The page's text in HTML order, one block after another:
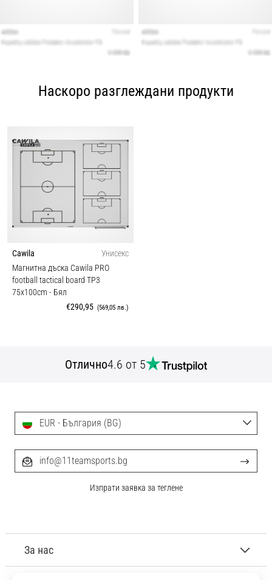
Наскоро разглеждани продукти
Cawila
Унисекс
Магнитна дъска Cawila PRO
football tactical board TP3
75x100cm - Бял
€290,95 (569,05 лв.)
Отлично4.6 от 5
За нас
EUR - България (BG)
info@11teamsports.bg
Изпрати заявка за теглене